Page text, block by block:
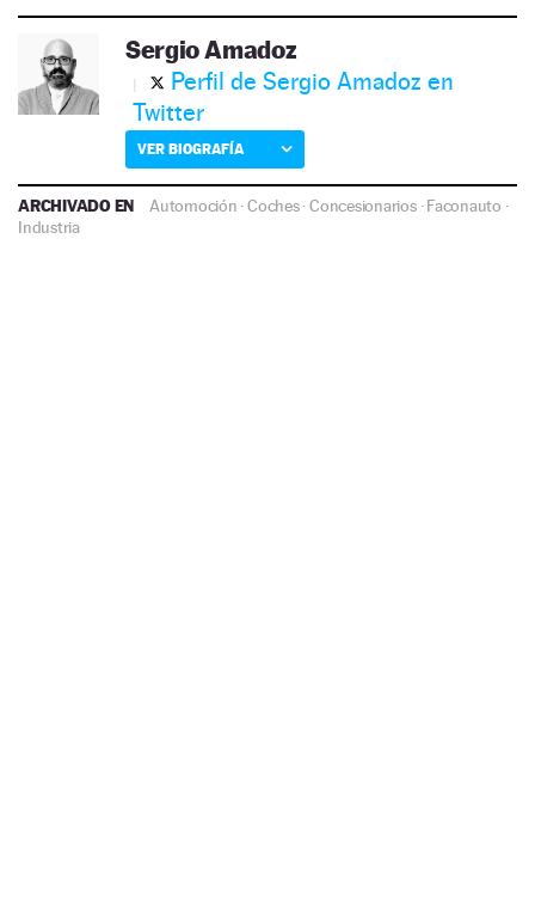
Sergio Amadoz
Perfil de Sergio Amadoz en
Twitter
VER BIOGRAFÍA
ARCHIVADO EN Automoción ·Coches·Concesionarios·Faconauto ·
Industria